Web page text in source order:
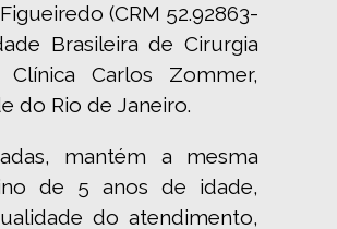
(CRM 52.92863-
Brasileira de Cirurgia
Carlos Zommer,
do Rio de Janeiro.
mantém a mesma
de 5 anos de idade,
do atendimento,